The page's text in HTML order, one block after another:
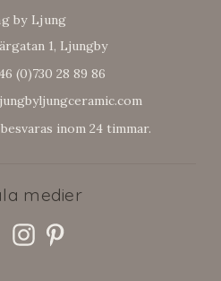
by Ljung
1, Ljungby
(0)730 28 89 86
inom 24 timmar.
medier